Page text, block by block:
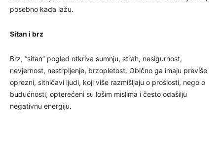
posebno kada lažu.
Sitan i brz
Brz, “sitan” pogled otkriva sumnju, strah, nesigurnost,
nevjernost, nestrpljenje, brzopletost. Obično ga imaju previše
oprezni, sitničavi ljudi, koji više razmišljaju o prošlosti, nego o
budućnosti, opterećeni su lošim mislima i često odašilju
negativnu energiju.